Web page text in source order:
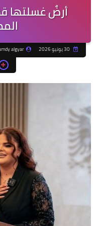
أرضٌ غسلتها
30 يونيو 2026 algyar